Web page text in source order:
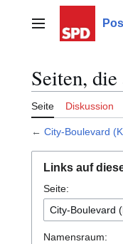
springenHauptmenü
Seiten,
Seite Diskussion
← City-Boulevard
Links auf
Seite:
Namensraum: